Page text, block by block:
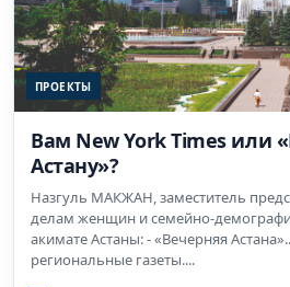
ПРОЕКТЫ
Вам New York Times или
Астану»?
Назгуль МАКЖАН, заместитель
делам женщин и семейно-
акимате Астаны: - «Вечерняя
региональные газеты....